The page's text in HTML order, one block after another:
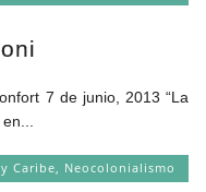
7 de junio, 2013 “La
Caribe Neocolonialismo